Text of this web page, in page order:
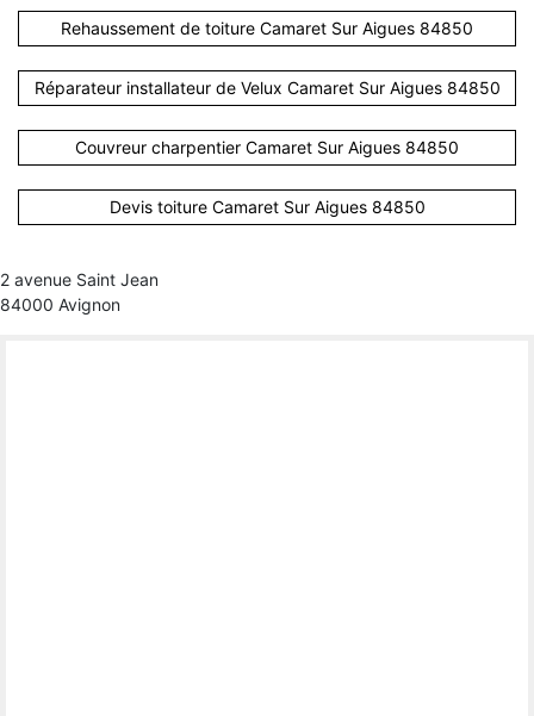
Rehaussement de toiture Camaret Sur Aigues 84850
Réparateur installateur de Velux Camaret Sur Aigues 84850
Couvreur charpentier Camaret Sur Aigues 84850
Devis toiture Camaret Sur Aigues 84850
2 avenue Saint Jean
84000 Avignon